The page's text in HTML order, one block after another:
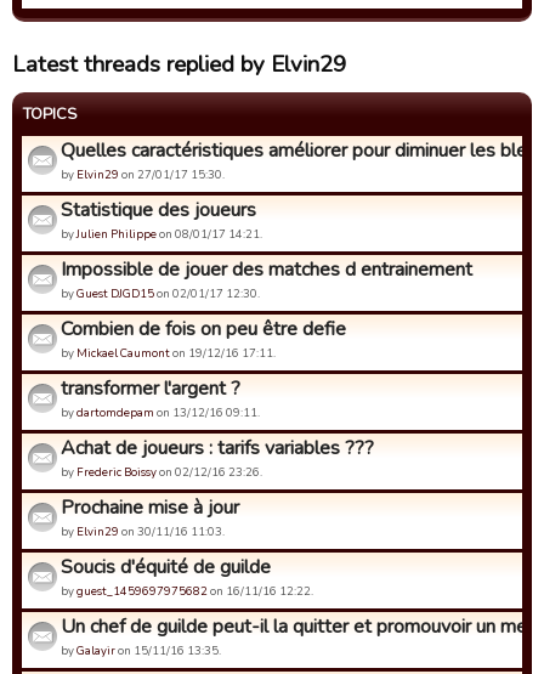
Latest threads replied by Elvin29
TOPICS
Quelles caractéristiques améliorer pour diminuer les
by Elvin29 on 27/01/17 15:30.
Statistique des joueurs
byJulien Philippeon 08/01/17 14:21.
Impossible de jouer des matches d entrainement
byGuest DJGD15on 02/01/17 12:30.
Combien de fois on peu être defie
by Mickael Caumonton 19/12/16 17:11.
transformer l'argent ?
bydartomdepam on 13/12/16 09:11.
Achat de joueurs : tarifs variables ???
by Frederic Boissyon 02/12/16 23:26.
Prochaine mise à jour
by Elvin29 on 30/11/16 11:03.
Soucis d'équité de guilde
byguest_1459697975682on 16/11/16 12:22.
Un chef de guilde peut-il la quitter et promouvoir un
byGalayiron 15/11/16 13:35.